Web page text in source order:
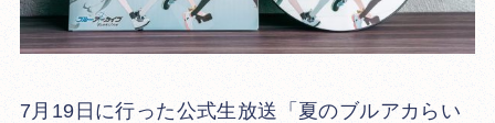
7月19日に行った公式生放送「夏のブルアカらい